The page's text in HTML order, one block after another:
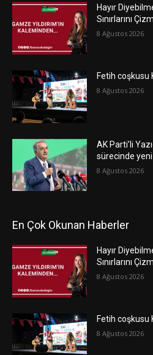
Hayır
Sınırlarını
8 Ağustos 2026
Fetih coşkusu
8 Ağustos 2026
AK Parti’li
sürecinde
8 Ağustos 2026
En Çok Okunan Haberler
Hayır
Sınırlarını
8 Ağustos 2026
Fetih coşkusu
8 Ağustos 2026